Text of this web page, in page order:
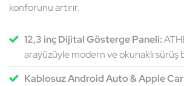
konforunu artırır.
12,3 inç Dijital Gösterge Paneli:
arayüzüyle modern ve okunaklı sürüş
Kablosuz Android Auto & Apple